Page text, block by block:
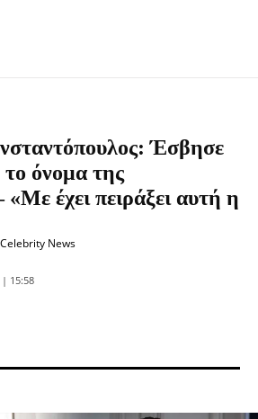
Έσβησε
όνομα της
έχει πειράξει αυτή η
Celebrity News
15:58